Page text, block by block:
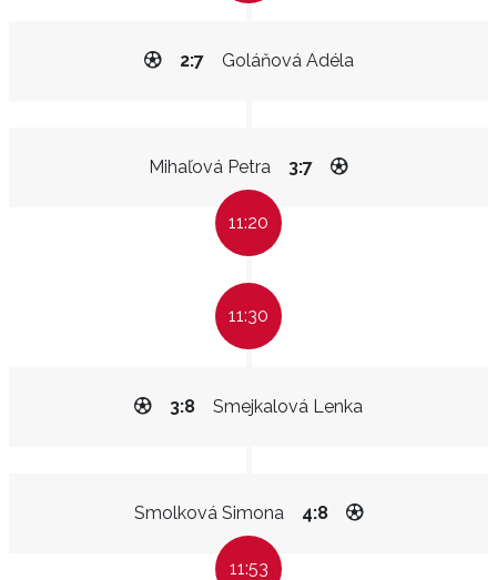
Goláňová Adéla
2:7
Mihaľová Petra 3:7
11:20
11:30
Smejkalová Lenka
3:8
Smolková Simona 4:8
11:53